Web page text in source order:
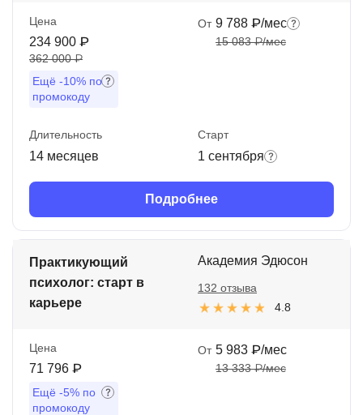
Цена
234 900 ₽
362 000 ₽
Ещё -10% по
промокоду
От 9 788 ₽/мес
15 083 ₽/мес
Длительность
14 месяцев
Старт
1 сентября
Подробнее
Практикующий
психолог: старт в
карьере
Академия Эдюсон
4.8
132 отзыва
Цена
71 796 ₽
Ещё -5% по
промокоду
От 5 983 ₽/мес
13 333 ₽/мес
Акции и промокоды
Рейтинг онлайн-школ